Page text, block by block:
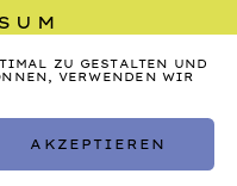
ZU GESTALTEN UND
VERWENDEN WIR
AKZEPTIEREN